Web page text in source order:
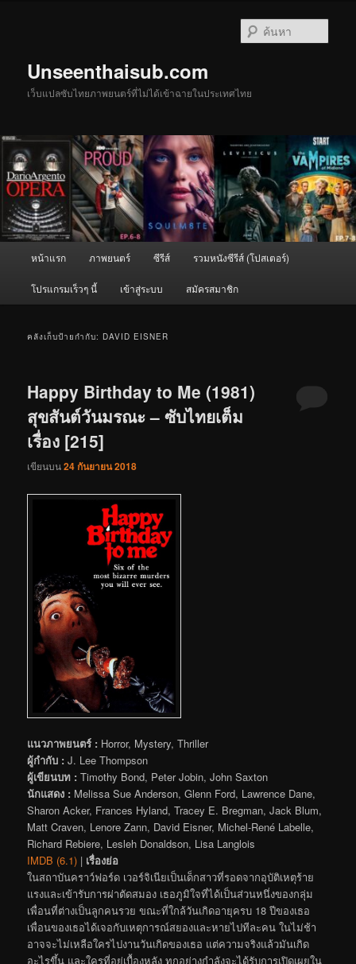
Unseenthaisub.com
เว็บแปลซับไทยภาพยนตร์ที่ไม่ได้เข้าฉายในประเทศไทย
หน้าแรก ภาพยนตร์ ซีรีส์ รวมหนังซีรีส์ (โปสเตอร์)
โปรแกรมเร็วๆ นี้ เข้าสู่ระบบ สมัครสมาชิก
คลังเก็บป้ายกำกับ: DAVID EISNER
Happy Birthday to Me (1981)
สุขสันต์วันมรณะ – ซับไทยเต็ม
เรื่อง [215]
เขียนบน24 กันยายน 2018
แนวภาพยนตร์ : Horror, Mystery, Thriller
ผู้กำกับ : J. Lee Thompson
ผู้เขียนบท : Timothy Bond, Peter Jobin, John Saxton
นักแสดง : Melissa Sue Anderson, Glenn Ford, Lawrence Dane,
Sharon Acker, Frances Hyland, Tracey E. Bregman, Jack Blum,
Matt Craven, Lenore Zann, David Eisner, Michel-René Labelle,
Richard Rebiere, Lesleh Donaldson, Lisa Langlois
IMDB (6.1) | เรื่องย่อ
ในสถาบันคราว์ฟอร์ด เวอร์จิเนียเป็นเด็กสาวที่รอดจากอุบัติเหตุร้าย
แรงและเข้ารับการผ่าตัดสมอง เธอภูมิใจที่ได้เป็นส่วนหนึ่งของกลุ่ม
เพื่อนที่ต่างเป็นลูกคนรวย ขณะที่ใกล้วันเกิดอายุครบ 18 ปีของเธอ
เพื่อนของเธอได้เจอกับเหตุการณ์สยองและหายไปทีละคน ในไม่ช้า
อาจจะไม่เหลือใครไปงานวันเกิดของเธอ แต่ความจริงแล้วมันเกิด
อะไรขึ้น และใครที่อยู่เบื้องหลัง ทุกอย่างกำลังจะได้รับการเปิดเผยใน